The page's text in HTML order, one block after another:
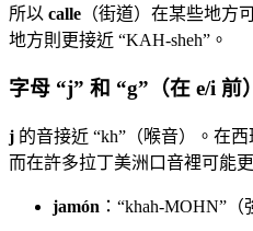
所以 calle （街道）在某些地方
地方則更接近 “KAH-sheh”。
字母 “j” 和 “g”（在 e/i 前）
j 的音接近 “kh”（喉音）。在
而在許多拉丁美洲口音裡可能
jamón ：“khah-MOHN”（